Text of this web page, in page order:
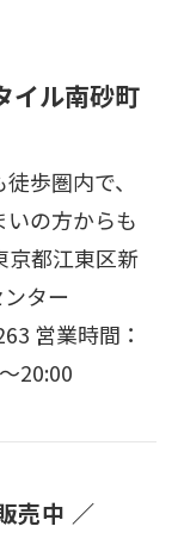
イル南砂町
歩圏内で、
の方からも
京都江東区新
ター
営業時間：
20:00
売中 ／